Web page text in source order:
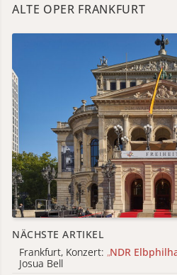
ALTE OPER FRANKFURT
NÄCHSTE ARTIKEL
Frankfurt, Konzert: „NDR
Josua Bell